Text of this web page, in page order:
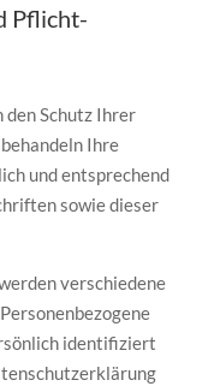
Pflicht­
den Schutz Ihrer
Ihre
und entsprechend
sowie dieser
verschiedene
identifiziert